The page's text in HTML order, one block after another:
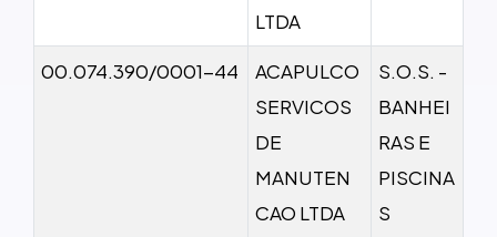
LTDA
00.074.390/0001-44
ACAPULCO
SERVICOS
DE
MANUTEN
CAO LTDA
S.O.S. -
BANHEI
RAS E
PISCINA
S